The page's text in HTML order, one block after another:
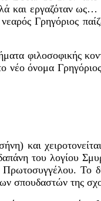
και εργαζόταν ως…
Γρηγόριος
φιλοσοφικής
νέο όνομα
και
του λογίου
Το
σπουδαστών της